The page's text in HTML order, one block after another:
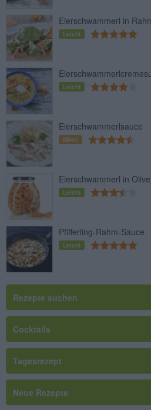
Eierschwammerl in
Leicht
Leicht
Eierschwammerlsauce
Mittel
Eierschwammerl in
Leicht
Pfifferling-Rahm-Sauce
Leicht
Rezepte suchen
Cocktails
Tagesrezept
Neue Rezepte